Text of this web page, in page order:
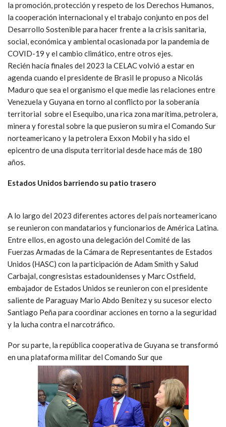
la promoción, protección y respeto de los Derechos Humanos,
la cooperación internacional y el trabajo conjunto en pos del
Desarrollo Sostenible para hacer frente a la crisis sanitaria,
social, económica y ambiental ocasionada por la pandemia de
COVID-19 y el cambio climático, entre otros ejes.
Recién hacía finales del 2023 la CELAC volvió a estar en
agenda cuando el presidente de Brasil le propuso a Nicolás
Maduro que sea el organismo el que medie las relaciones entre
Venezuela y Guyana en torno al conflicto por la soberanía
territorial sobre el Esequibo, una rica zona marítima, petrolera,
minera y forestal sobre la que pusieron su mira el Comando Sur
norteamericano y la petrolera Exxon Mobil y ha sido el
epicentro de una disputa territorial desde hace más de 180
años.
Estados Unidos barriendo su patio trasero
A lo largo del 2023 diferentes actores del país norteamericano
se reunieron con mandatarios y funcionarios de América Latina.
Entre ellos, en agosto una delegación del Comité de las
Fuerzas Armadas de la Cámara de Representantes de Estados
Unidos (HASC) con la participación de Adam Smith y Salud
Carbajal, congresistas estadounidenses y Marc Ostfield,
embajador de Estados Unidos se reunieron con el presidente
saliente de Paraguay Mario Abdo Benítez y su sucesor electo
Santiago Peña para coordinar acciones en torno a la seguridad
y la lucha contra el narcotráfico.
Por su parte, la república cooperativa de Guyana se transformó
en una plataforma militar del Comando Sur que